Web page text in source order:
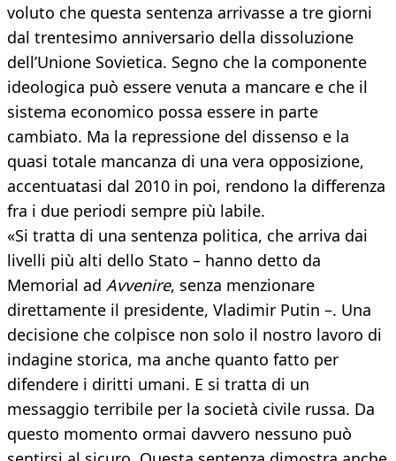
voluto che questa sentenza arrivasse a tre giorni
dal trentesimo anniversario della dissoluzione
dell’Unione Sovietica. Segno che la componente
ideologica può essere venuta a mancare e che il
sistema economico possa essere in parte
cambiato. Ma la repressione del dissenso e la
quasi totale mancanza di una vera opposizione,
accentuatasi dal 2010 in poi, rendono la differenza
fra i due periodi sempre più labile.
«Si tratta di una sentenza politica, che arriva dai
livelli più alti dello Stato – hanno detto da
Memorial ad Avvenire, senza menzionare
direttamente il presidente, Vladimir Putin –. Una
decisione che colpisce non solo il nostro lavoro di
indagine storica, ma anche quanto fatto per
difendere i diritti umani. E si tratta di un
messaggio terribile per la società civile russa. Da
questo momento ormai davvero nessuno può